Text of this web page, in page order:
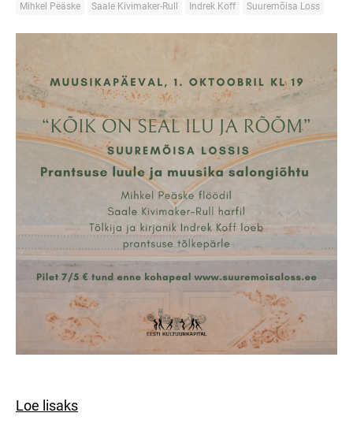
Mihkel Peäske Saale Kivimaker-Rull Indrek Koff Suuremõisa Loss
Loe lisaks